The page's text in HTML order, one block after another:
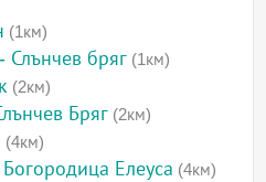
(1км)
Слънчев бряг (1км)
(2км)
Бряг (2км)
(4км)
Елеуса (4км)